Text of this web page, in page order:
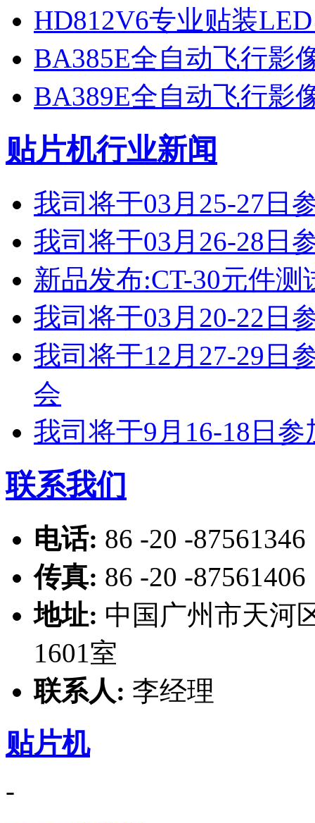
HD812V6专业贴装
BA385E全自动飞行影
BA389E全自动飞行影
贴片机行业新闻
我司将于03月25-27日
我司将于03月26-28日
新品发布:CT-30元件测
我司将于03月20-22日
我司将于12月27-29日
会
我司将于9月16-18日
联系我们
电话: 86 -20 -87561346
传真: 86 -20 -87561406
地址: 中国广州市天河
1601室
联系人: 李经理
贴片机
-